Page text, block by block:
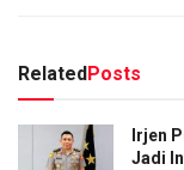
Related Posts
Irjen
Jadi